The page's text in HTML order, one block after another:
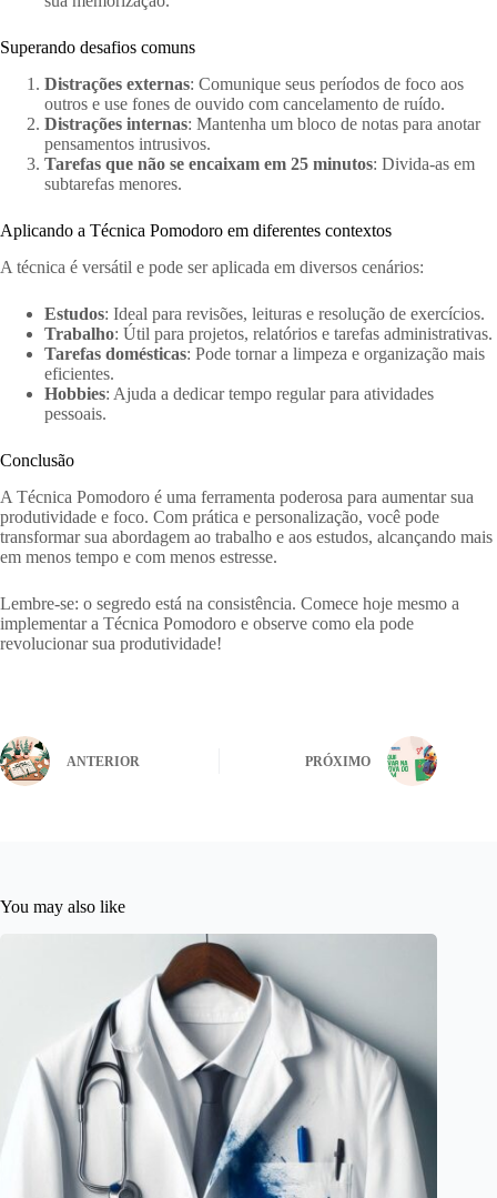
Superando desafios comuns
Distrações externas: Comunique seus períodos de foco aos
outros e use fones de ouvido com cancelamento de ruído.
Distrações internas: Mantenha um bloco de notas para anotar
pensamentos intrusivos.
Tarefas que não se encaixam em 25 minutos: Divida-as em
subtarefas menores.
Aplicando a Técnica Pomodoro em diferentes contextos
A técnica é versátil e pode ser aplicada em diversos cenários:
Estudos: Ideal para revisões, leituras e resolução de exercícios.
Trabalho: Útil para projetos, relatórios e tarefas administrativas.
Tarefas domésticas: Pode tornar a limpeza e organização mais
eficientes.
Hobbies: Ajuda a dedicar tempo regular para atividades
pessoais.
Conclusão
A Técnica Pomodoro é uma ferramenta poderosa para aumentar sua
produtividade e foco. Com prática e personalização, você pode
transformar sua abordagem ao trabalho e aos estudos, alcançando mais
em menos tempo e com menos estresse.
Lembre-se: o segredo está na consistência. Comece hoje mesmo a
implementar a Técnica Pomodoro e observe como ela pode
revolucionar sua produtividade!
ANTERIOR PRÓXIMO
You may also like